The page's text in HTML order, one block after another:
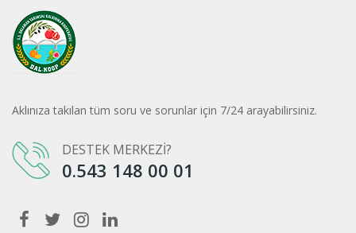
Aklınıza takılan tüm soru ve sorunlar için 7/24 arayabilirsiniz.
DESTEK MERKEZİ?
0.543 148 00 01